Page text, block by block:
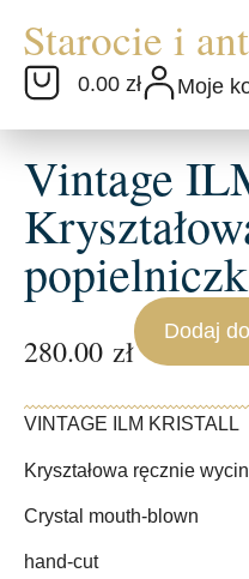
0.00 zł Moje
Vintage
280.00 zł
Dodaj
VINTAGE ILM KRISTALL
Kryształowa ręcznie
Crystal mouth-blown
hand-cut